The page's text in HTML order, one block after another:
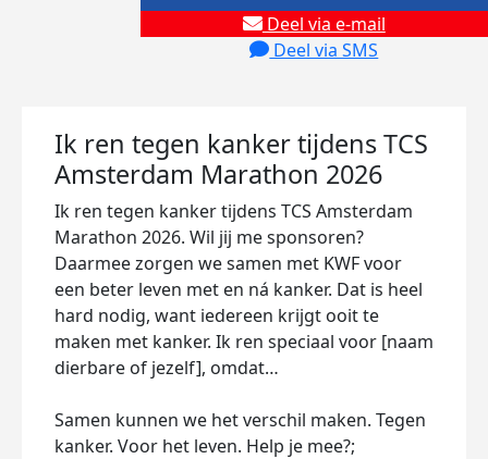
Deel via e-mail
Deel via SMS
Ik ren tegen kanker tijdens TCS
Amsterdam Marathon 2026
Ik ren tegen kanker tijdens TCS Amsterdam
Marathon 2026. Wil jij me sponsoren?
Daarmee zorgen we samen met KWF voor
een beter leven met en ná kanker. Dat is heel
hard nodig, want iedereen krijgt ooit te
maken met kanker. Ik ren speciaal voor [naam
dierbare of jezelf], omdat…
Samen kunnen we het verschil maken. Tegen
kanker. Voor het leven. Help je mee?;